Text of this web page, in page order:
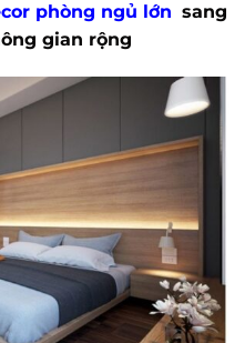
phòng ngủ lớn sang
gian rộng